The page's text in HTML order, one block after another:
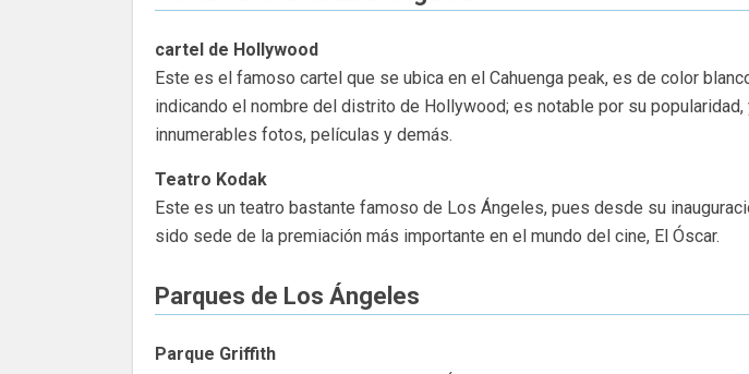
cartel de Hollywood
Este es el famoso cartel que se ubica en el Cahuenga peak, es de color
indicando el nombre del distrito de Hollywood; es notable por su popularidad,
innumerables fotos, películas y demás.
Teatro Kodak
Este es un teatro bastante famoso de Los Ángeles, pues desde su
sido sede de la premiación más importante en el mundo del cine, El Óscar.
Parques de Los Ángeles
Parque Griffith